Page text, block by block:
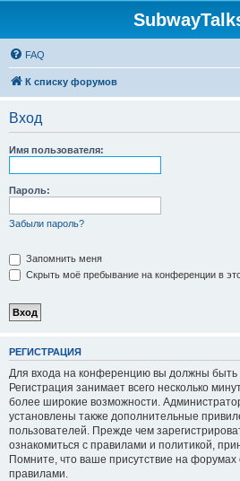
FAQ
К списку форумов
Вход
Имя пользователя:
Пароль:
Забыли пароль?
Запомнить меня
Скрыть моё пребывание на конференции в
РЕГИСТРАЦИЯ
Для входа на конференцию вы должны быть
Регистрация занимает всего несколько
более широкие возможности.
установлены также дополнительные
пользователей. Прежде чем
ознакомиться с правилами и политикой,
Помните, что ваше присутствие на форумах
правилами.